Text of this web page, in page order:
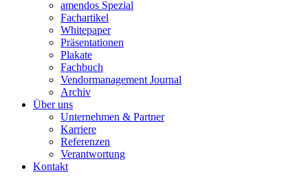
amendos Spezial
Fachartikel
Whitepaper
Präsentationen
Plakate
Fachbuch
Vendormanagement Journal
Archiv
Über uns
Unternehmen & Partner
Karriere
Referenzen
Verantwortung
Kontakt